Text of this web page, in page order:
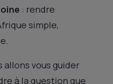
: rendre
simple,
allons vous guider
à la question que